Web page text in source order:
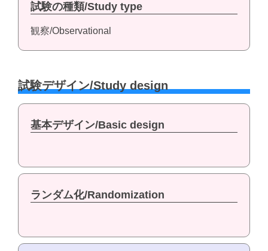
試験の種類/Study type
観察/Observational
試験デザイン/Study design
基本デザイン/Basic design
ランダム化/Randomization